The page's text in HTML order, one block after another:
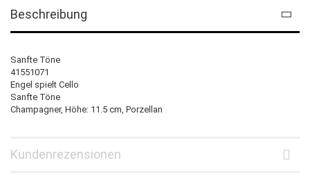
Beschreibung
Sanfte Töne
41551071
Engel spielt Cello
Sanfte Töne
Champagner, Höhe: 11.5 cm, Porzellan
Kundenrezensionen